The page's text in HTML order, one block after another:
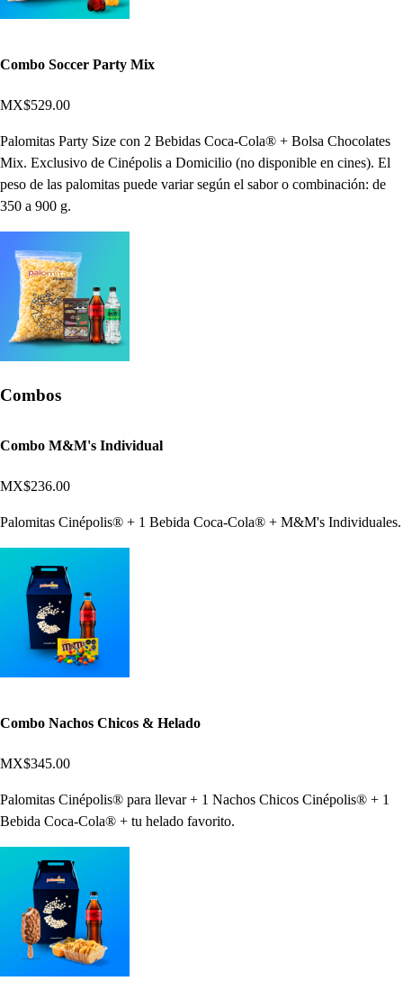
Combo Soccer Party Mix
MX$529.00
Palomitas Party Size con 2 Bebidas Coca-Cola® + Bolsa Chocolates
Mix. Exclusivo de Cinépolis a Domicilio (no disponible en cines). El
peso de las palomitas puede variar según el sabor o combinación: de
350 a 900 g.
Combos
Combo M&M's Individual
MX$236.00
Palomitas Cinépolis® + 1 Bebida Coca-Cola® + M&M's Individuales.
Combo Nachos Chicos & Helado
MX$345.00
Palomitas Cinépolis® para llevar + 1 Nachos Chicos Cinépolis® + 1
Bebida Coca-Cola® + tu helado favorito.